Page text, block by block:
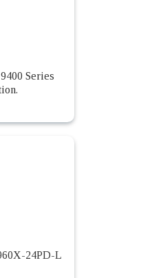
Series
24PD-L